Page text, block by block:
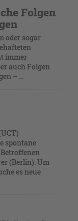
Folgen
oder sogar
immer
auch Folgen
– ...
spontane
(Berlin). Um
es neue